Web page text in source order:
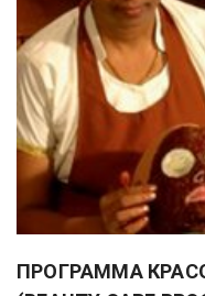
ПРОГРАММА